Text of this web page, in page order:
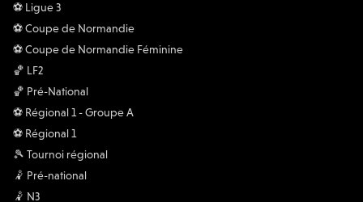
⚽️ Ligue 3
⚽️ Coupe de Normandie
⚽️ Coupe de Normandie Féminine
🏀 LF2
🏀 Pré-National
⚽️ Régional 1 - Groupe A
⚽️ Régional 1
🎾 Tournoi régional
🤾 Pré-national
🤾 N3